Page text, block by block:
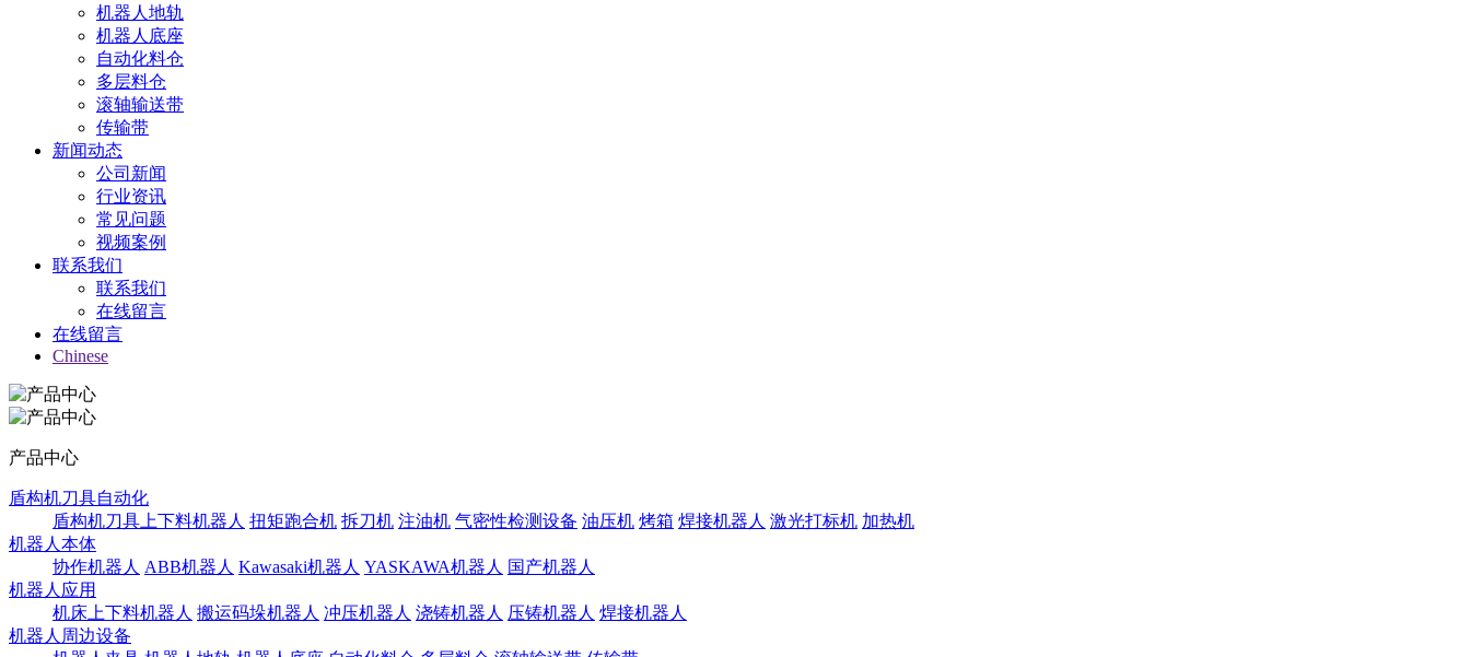
机器人地轨
机器人底座
自动化料仓
多层料仓
滚轴输送带
传输带
新闻动态
公司新闻
行业资讯
常见问题
视频案例
联系我们
联系我们
在线留言
在线留言
Chinese
产品中心
盾构机刀具自动化
盾构机刀具上下料机器人 扭矩跑合机 拆刀机 注油机 气密性检测设备 油压机 烤箱 焊接机器人 激光打标机 加热机
机器人本体
协作机器人 ABB机器人 Kawasaki机器人 YASKAWA机器人 国产机器人
机器人应用
机床上下料机器人 搬运码垛机器人 冲压机器人 浇铸机器人 压铸机器人 焊接机器人
机器人周边设备